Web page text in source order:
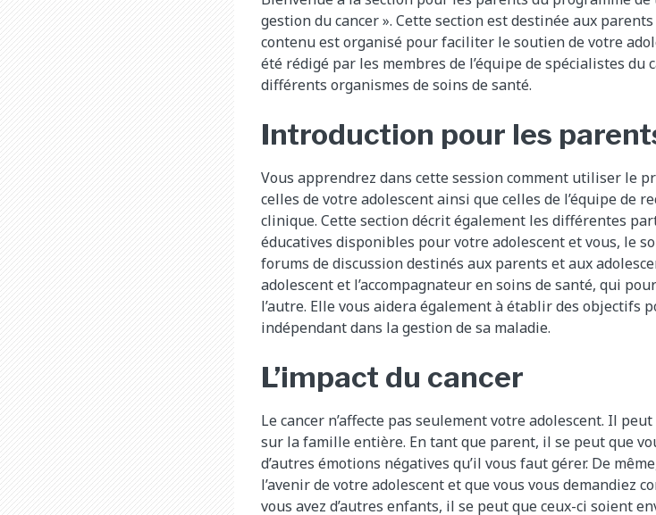
gestion du cancer ». Cette section est destinée aux parents
contenu est organisé pour faciliter le soutien de votre
été rédigé par les membres de l’équipe de spécialistes du
différents organismes de soins de santé.
Introduction pour les
Vous apprendrez dans cette session comment utiliser le
celles de votre adolescent ainsi que celles de l’équipe de
clinique. Cette section décrit également les différentes
éducatives disponibles pour votre adolescent et vous, le
forums de discussion destinés aux parents et aux
adolescent et l’accompagnateur en soins de santé, qui
l’autre. Elle vous aidera également à établir des objectifs
indépendant dans la gestion de sa maladie.
L’impact du cancer
Le cancer n’affecte pas seulement votre adolescent. Il
sur la famille entière. En tant que parent, il se peut que
d’autres émotions négatives qu’il vous faut gérer. De
l’avenir de votre adolescent et que vous vous demandiez
vous avez d’autres enfants, il se peut que ceux-ci soient